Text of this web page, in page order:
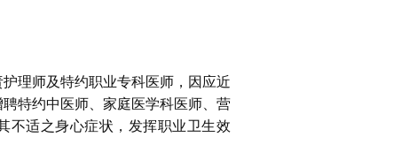
理师及特约职业专科医师，因应近
特约中医师、家庭医学科医师、营
不适之身心症状，发挥职业卫生效